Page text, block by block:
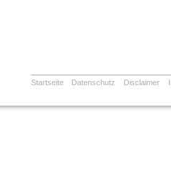
Startseite Datenschutz Disclaimer